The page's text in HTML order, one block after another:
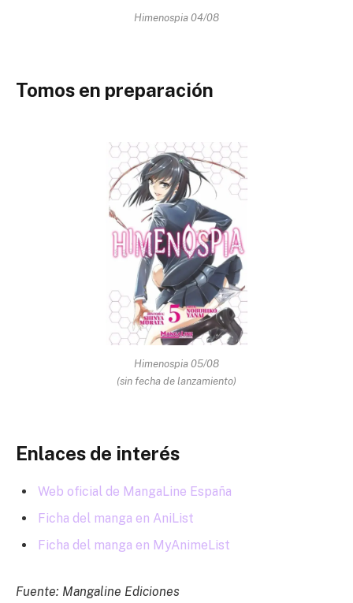
Himenospia 04/08
Tomos en preparación
Himenospia 05/08
(sin fecha de lanzamiento)
Enlaces de interés
Web oficial de MangaLine España
Ficha del manga en AniList
Ficha del manga en MyAnimeList
Fuente: Mangaline Ediciones